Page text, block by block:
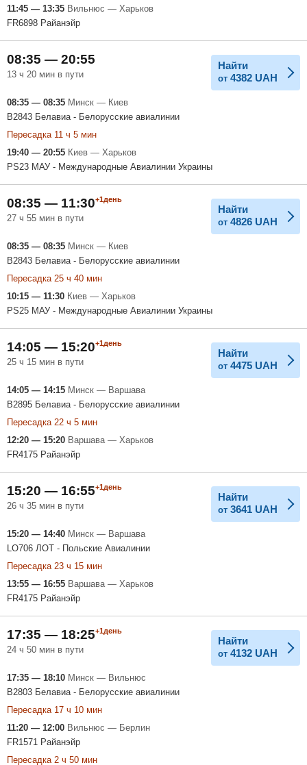
11:45 — 13:35 Вильнюс — Харьков
FR6898 Райанэйр
08:35 — 20:55
13 ч 20 мин в пути
Найти
от 4382 UAH
08:35 — 08:35 Минск — Киев
B2843 Белавиа - Белорусские авиалинии
Пересадка 11 ч 5 мин
19:40 — 20:55 Киев — Харьков
PS23 МАУ - Международные Авиалинии Украины
08:35 — 11:30+1день
27 ч 55 мин в пути
Найти
от 4826 UAH
08:35 — 08:35 Минск — Киев
B2843 Белавиа - Белорусские авиалинии
Пересадка 25 ч 40 мин
10:15 — 11:30 Киев — Харьков
PS25 МАУ - Международные Авиалинии Украины
14:05 — 15:20+1день
25 ч 15 мин в пути
Найти
от 4475 UAH
14:05 — 14:15 Минск — Варшава
B2895 Белавиа - Белорусские авиалинии
Пересадка 22 ч 5 мин
12:20 — 15:20 Варшава — Харьков
FR4175 Райанэйр
15:20 — 16:55+1день
26 ч 35 мин в пути
Найти
от 3641 UAH
15:20 — 14:40 Минск — Варшава
LO706 ЛОТ - Польские Авиалинии
Пересадка 23 ч 15 мин
13:55 — 16:55 Варшава — Харьков
FR4175 Райанэйр
17:35 — 18:25+1день
24 ч 50 мин в пути
Найти
от 4132 UAH
17:35 — 18:10 Минск — Вильнюс
B2803 Белавиа - Белорусские авиалинии
Пересадка 17 ч 10 мин
11:20 — 12:00 Вильнюс — Берлин
FR1571 Райанэйр
Пересадка 2 ч 50 мин